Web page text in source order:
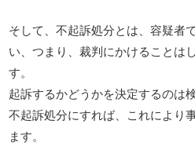
そして、不起訴処分とは、容疑者
い、つまり、裁判にかけることは
す。
起訴するかどうかを決定するのは
不起訴処分にすれば、これにより
ます。